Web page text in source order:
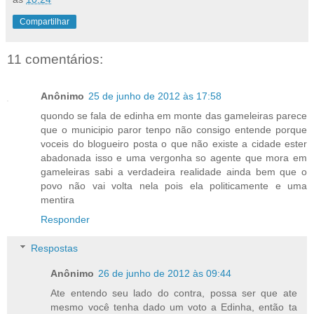
Compartilhar
11 comentários:
Anônimo 25 de junho de 2012 às 17:58
quondo se fala de edinha em monte das gameleiras parece
que o municipio paror tenpo não consigo entende porque
voceis do blogueiro posta o que não existe a cidade ester
abadonada isso e uma vergonha so agente que mora em
gameleiras sabi a verdadeira realidade ainda bem que o
povo não vai volta nela pois ela politicamente e uma
mentira
Responder
Respostas
Anônimo 26 de junho de 2012 às 09:44
Ate entendo seu lado do contra, possa ser que ate
mesmo você tenha dado um voto a Edinha, então ta